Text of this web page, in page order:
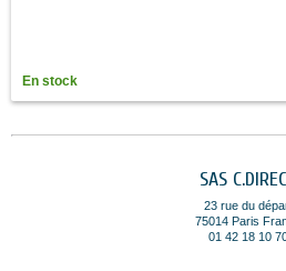
En stock
SAS
23 rue du
75014 Paris
01 42 18 10